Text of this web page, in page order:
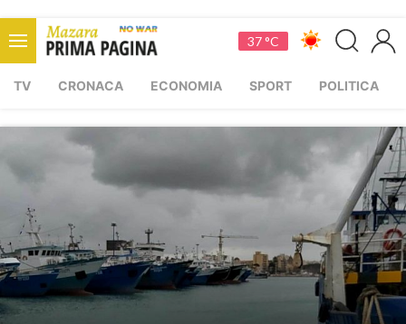
37 °C
TV CRONACA ECONOMIA SPORT POLITICA